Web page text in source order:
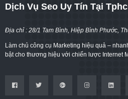
Dịch Vụ Seo Uy Tín Tại
Địa chỉ : 28/1 Tam Bình, Hiệp Bình Phước,
Làm chủ công cụ Marketing hiệu quả –
bật cho thương hiệu với chiến lược Internet